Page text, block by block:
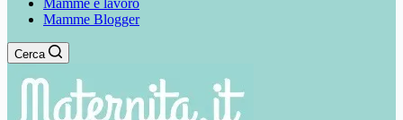
Mamme e lavoro
Mamme Blogger
Cerca